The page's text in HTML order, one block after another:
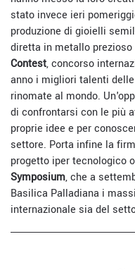
stato invece ieri
produzione di gioielli
diretta in metallo
Contest, concorso
anno i migliori talenti
rinomate al mondo.
di confrontarsi con le più
proprie idee e per
settore. Porta infine la
progetto iper tecnologico
Symposium, che a
Basilica Palladiana i
internazionale sia del